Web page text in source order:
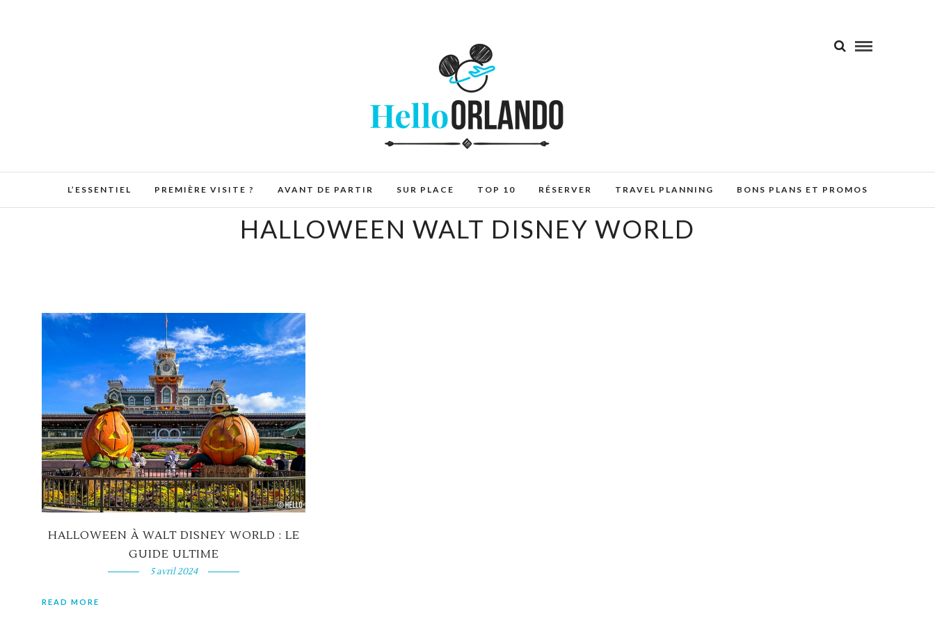
L’ESSENTIEL PREMIÈRE VISITE ? AVANT DE PARTIR SUR PLACE TOP 10 RÉSERVER TRAVEL PLANNING BONS PLANS ET PROMOS
HALLOWEEN WALT DISNEY WORLD
HALLOWEEN À WALT DISNEY WORLD : LE
GUIDE ULTIME
5 avril 2024
READ MORE